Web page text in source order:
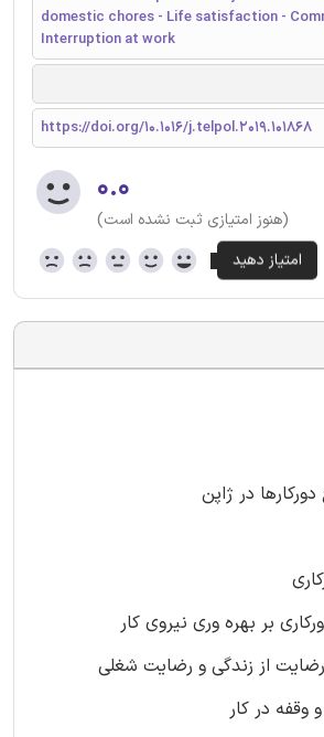
domestic chores - Life satisfaction -
Interruption at work
https://doi.org/10.1016/j.telpol.2019.101868
۰.۰
(هنوز امتیازی ثبت نشده است)